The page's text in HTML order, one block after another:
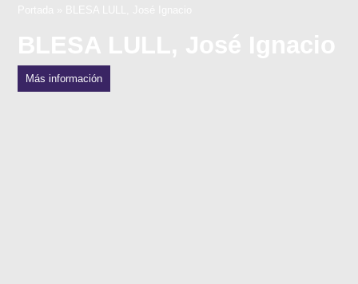
Más información